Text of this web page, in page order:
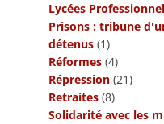
Lycées Professionnel
Prisons : tribune
détenus (1)
Réformes (4)
Répression (21)
Retraites (8)
Solidarité avec les